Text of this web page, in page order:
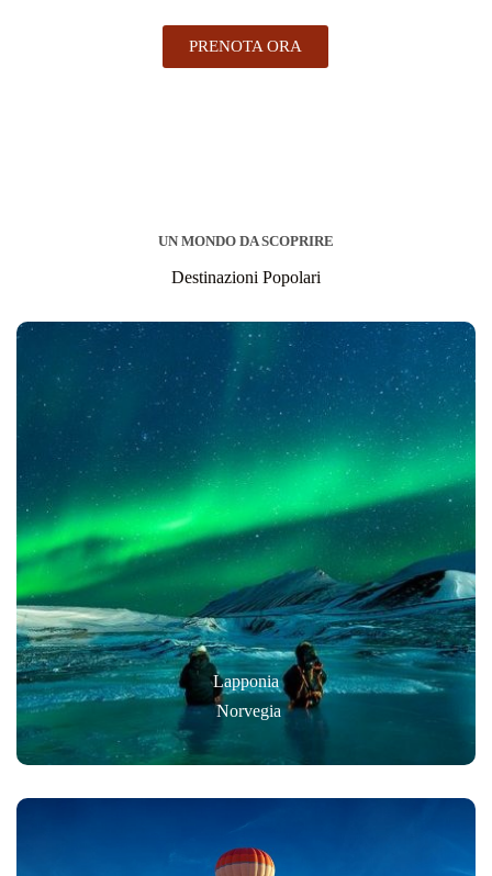
PRENOTA ORA
UN MONDO DA SCOPRIRE
Destinazioni Popolari
Lapponia
Norvegia